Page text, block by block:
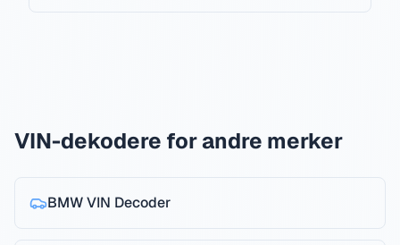
VIN-dekodere for andre merker
BMWVIN Decoder